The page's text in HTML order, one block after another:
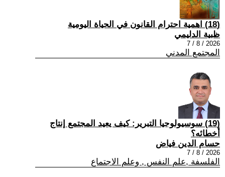
(18) اهمية احترام القانون في الحياة اليومية
ظبية الدليمي
2026 / 8 / 7
المجتمع المدني
(19) سوسيولوجيا التبرير: كيف يعيد المجتمع إنتاج
أخطائه؟
حسام الدين فياض
2026 / 8 / 7
الفلسفة ,علم النفس , وعلم الاجتماع